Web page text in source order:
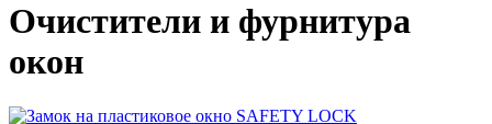
Очистители и фурнитура
окон